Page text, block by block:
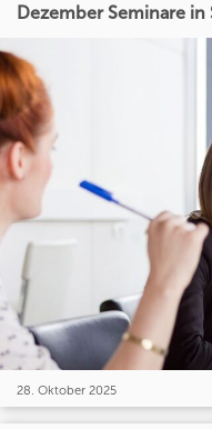
Dezember Seminare
28. Oktober 2025